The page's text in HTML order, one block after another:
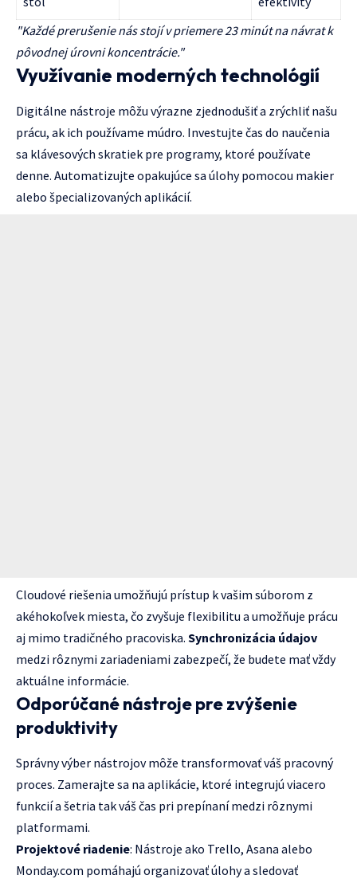
"Každé prerušenie nás stojí v priemere 23 minút na návrat k
pôvodnej úrovni koncentrácie."
Využívanie moderných technológií
Digitálne nástroje môžu výrazne zjednodušiť a zrýchliť našu
prácu, ak ich používame múdro. Investujte čas do naučenia
sa klávesových skratiek pre programy, ktoré používate
denne. Automatizujte opakujúce sa úlohy pomocou makier
alebo špecializovaných aplikácií.
Cloudové riešenia umožňujú prístup k vašim súborom z
akéhokoľvek miesta, čo zvyšuje flexibilitu a umožňuje prácu
aj mimo tradičného pracoviska. Synchronizácia údajov
medzi rôznymi zariadeniami zabezpečí, že budete mať vždy
aktuálne informácie.
Odporúčané nástroje pre zvýšenie
produktivity
Správny výber nástrojov môže transformovať váš pracovný
proces. Zamerajte sa na aplikácie, ktoré integrujú viacero
funkcií a šetria tak váš čas pri prepínaní medzi rôznymi
platformami.
Projektové riadenie: Nástroje ako Trello, Asana alebo
Monday.com pomáhajú organizovať úlohy a sledovať